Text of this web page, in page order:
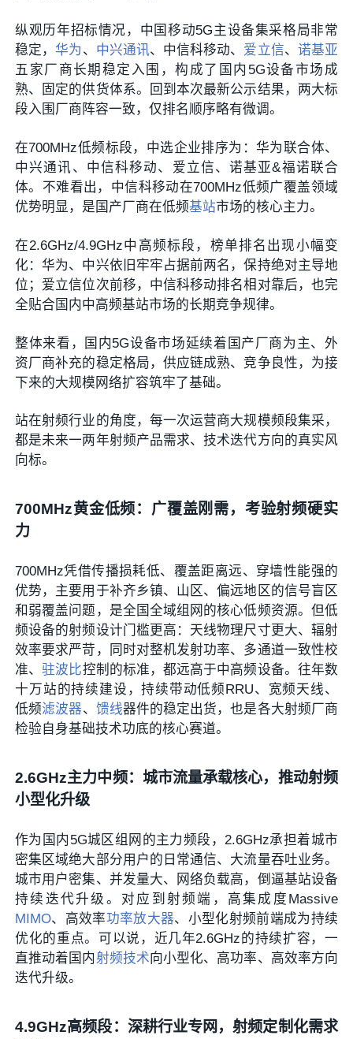
纵观历年招标情况，中国移动5G主设备集采格局非常
稳定，华为 、 中兴通讯、中信科移动、 爱立信、 诺基亚
五家厂商长期稳定入围，构成了国内5G设备市场成
熟、固定的供货体系。回到本次最新公示结果，两大标
段入围厂商阵容一致，仅排名顺序略有微调。
在700MHz低频标段，中选企业排序为：华为联合体、
中兴通讯、中信科移动、爱立信、诺基亚&福诺联合
体。不难看出，中信科移动在700MHz低频广覆盖领域
优势明显，是国产厂商在低频基站市场的核心主力。
在2.6GHz/4.9GHz中高频标段，榜单排名出现小幅变
化：华为、中兴依旧牢牢占据前两名，保持绝对主导地
位；爱立信位次前移，中信科移动排名相对靠后，也完
全贴合国内中高频基站市场的长期竞争规律。
整体来看，国内5G设备市场延续着国产厂商为主、外
资厂商补充的稳定格局，供应链成熟、竞争良性，为接
下来的大规模网络扩容筑牢了基础。
站在射频行业的角度，每一次运营商大规模频段集采，
都是未来一两年射频产品需求、技术迭代方向的真实风
向标。
700MHz黄金低频：广覆盖刚需，考验射频硬实
力
700MHz凭借传播损耗低、覆盖距离远、穿墙性能强的
优势，主要用于补齐乡镇、山区、偏远地区的信号盲区
和弱覆盖问题，是全国全域组网的核心低频资源。但低
频设备的射频设计门槛更高：天线物理尺寸更大、辐射
效率要求严苛，同时对整机发射功率、多通道一致性校
准、驻波比控制的标准，都远高于中高频设备。往年数
十万站的持续建设，持续带动低频RRU、宽频天线、
低频滤波器、 馈线器件的稳定出货，也是各大射频厂商
检验自身基础技术功底的核心赛道。
2.6GHz主力中频：城市流量承载核心，推动射频
小型化升级
作为国内5G城区组网的主力频段，2.6GHz承担着城市
密集区域绝大部分用户的日常通信、大流量吞吐业务。
城市用户密集、并发量大、网络负载高，倒逼基站设备
持续迭代升级。对应到射频端，高集成度Massive
MIMO、高效率功率放大器、小型化射频前端成为持续
优化的重点。可以说，近几年2.6GHz的持续扩容，一
直推动着国内射频技术向小型化、高功率、高效率方向
迭代升级。
4.9GHz高频段：深耕行业专网，射频定制化需求